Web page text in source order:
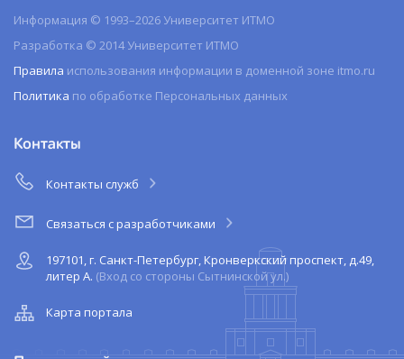
Информация © 1993–2026 Университет ИТМО
Разработка © 2014 Университет ИТМО
Правила использования информации в доменной зоне itmo.ru
Политика по обработке Персональных данных
Контакты
Контакты служб
Связаться с разработчиками
197101, г. Санкт-Петербург, Кронверкский проспект, д.49,
литер А. (Вход со стороны Сытнинской ул.)
Карта портала